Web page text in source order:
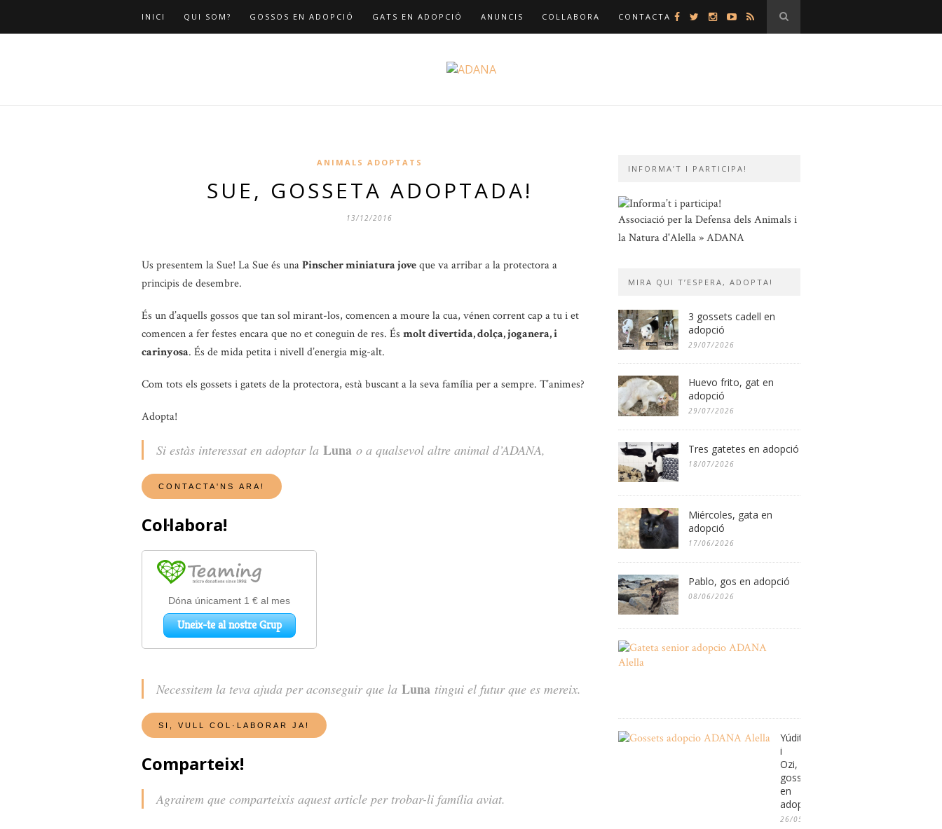
INICI QUI SOM? GOSSOS EN ADOPCIÓ GATS EN ADOPCIÓ ANUNCIS COL·LABORA CONTACTA
ANIMALS ADOPTATS
SUE, GOSSETA ADOPTADA!
13/12/2016
Us presentem la Sue! La Sue és unaPinscher miniatura joveque va arribar a la protectora a
principis de desembre.
És un d’aquells gossos que tan sol mirant-los, comencen a moure la cua, vénen corrent cap a tu i et
comencen a fer festes encara que no et coneguin de res. És molt divertida, dolça, joganera, i
carinyosa. És de mida petita i nivell d’energia mig-alt.
Com tots els gossets i gatets de la protectora, està buscant a la seva família per a sempre. T’animes?
Adopta!
Si estàs interessat en adoptar la Luna o a qualsevol altre animal d’ADANA,
Col·labora!
Necessitem la teva ajuda per aconseguir que la Luna tingui el futur que es mereix.
Comparteix!
Agrairem que comparteixis aquest article per trobar-li família aviat.
INFORMA’T I PARTICIPA!
Associació per la Defensa dels Animals i
la Natura d'Alella » ADANA
MIRA QUI T’ESPERA, ADOPTA!
3 gossets cadell en
adopció
29/07/2026
Huevo frito, gat en
adopció
29/07/2026
Tres gatetes en adopció
18/07/2026
Miércoles, gata en
adopció
17/06/2026
Pablo, gos en adopció
08/06/2026
Yúdit
i
Ozi,
gossos
en
adopció
26/05/2026